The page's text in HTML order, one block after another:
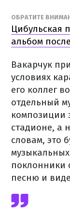
ОБРАТИТЕ
Цибульская
альбом
Вакарчук
условиях
его коллег
отдельный
композиции
стадионе, а
словам, это
поклонники
песню и